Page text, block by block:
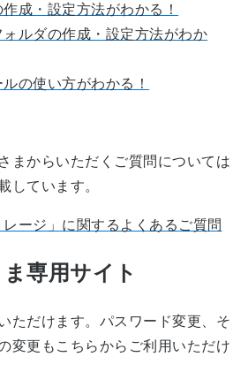
成・設定方法がわかる！
ルダの作成・設定方法がわか
の使い方がわかる！
まからいただくご質問については
しています。
レージ」に関するよくあるご質問
専用サイト
ただけます。パスワード変更、そ
変更もこちらからご利用いただけ